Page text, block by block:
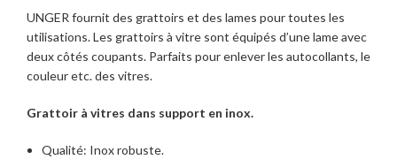
UNGER fournit des grattoirs et des lames pour toutes les
utilisations. Les grattoirs à vitre sont équipés d’une lame avec
deux côtés coupants. Parfaits pour enlever les autocollants, le
couleur etc. des vitres.
Grattoir à vitres dans support en inox.
Qualité: Inox robuste.